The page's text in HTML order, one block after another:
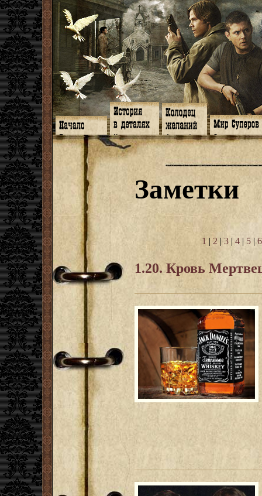
Главная
Программа
Форум
Facebook
Гостевая
Книги
Галереи
Музыка
Видео
Субтитры
Заметки
Мысли
Откровение
Арт-кафе
Игромания
Фанфики
Фанарт
Анекдоты
Передоз
Страшилки
Знакомство
Обитатели
Семейное
Дневник
СИЗО
Суперы от и
Заметки
1 | 2 | 3 | 4 | 5 |6
1.20. Кровь